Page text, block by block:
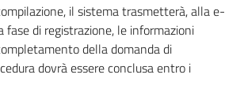
il sistema trasmetterà, alla e-
fase di registrazione, le informazioni
della domanda di
dovrà essere conclusa entro i